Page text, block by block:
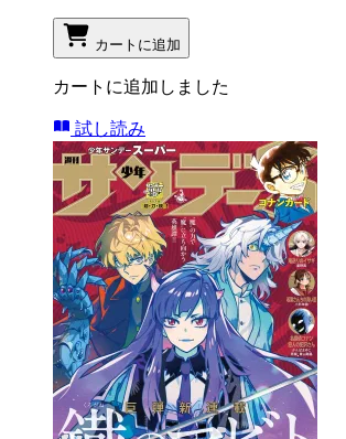
カートに追加
カートに追加しました
試し読み